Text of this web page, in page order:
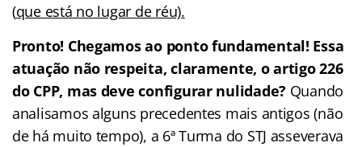
(que está no lugar de réu).
Pronto! Chegamos ao ponto fundamental! Essa
atuação não respeita, claramente, o artigo 226
do CPP, mas deve configurar nulidade? Quando
analisamos alguns precedentes mais antigos (não
de há muito tempo), a 6ª Turma do STJ asseverava